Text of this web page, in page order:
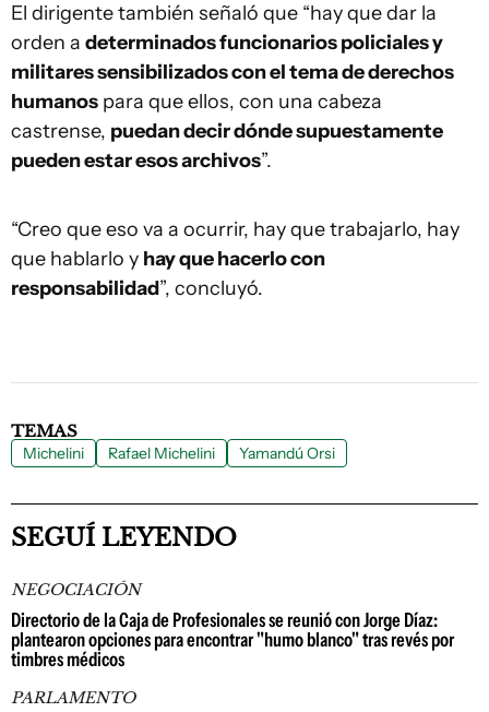
El dirigente también señaló que “hay que dar la
orden a determinados funcionarios policiales y
militares sensibilizados con el tema de derechos
humanos para que ellos, con una cabeza
castrense, puedan decir dónde supuestamente
pueden estar esos archivos”.
“Creo que eso va a ocurrir, hay que trabajarlo, hay
que hablarlo y hay que hacerlo con
responsabilidad”, concluyó.
TEMAS
Michelini Rafael Michelini Yamandú Orsi
SEGUÍ LEYENDO
NEGOCIACIÓN
Directorio de la Caja de Profesionales se reunió con Jorge Díaz:
plantearon opciones para encontrar "humo blanco" tras revés por
timbres médicos
PARLAMENTO